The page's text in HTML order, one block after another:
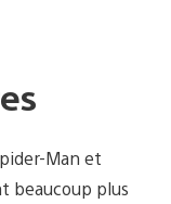
Man et
beaucoup plus